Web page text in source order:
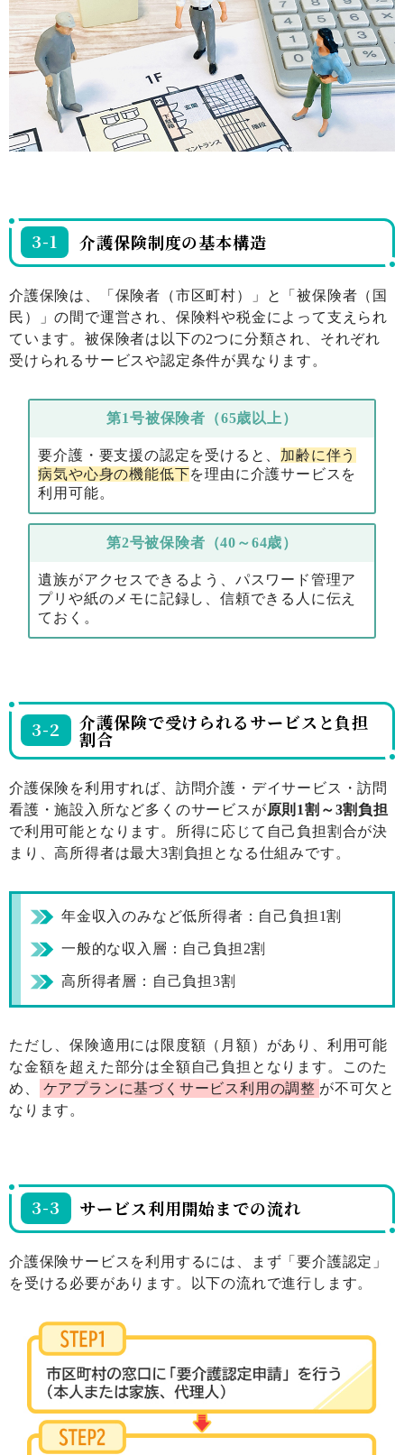
3-1 介護保険制度の基本構造
介護保険は、「保険者（市区町村）」と「被保険者（国
民）」の間で運営され、保険料や税金によって支えられ
ています。被保険者は以下の2つに分類され、それぞれ
受けられるサービスや認定条件が異なります。
第1号被保険者（65歳以上）
要介護・要支援の認定を受けると、 加齢に伴う
病気や心身の機能低下を理由に介護サービスを
利用可能。
第2号被保険者（40～64歳）
遺族がアクセスできるよう、パスワード管理ア
プリや紙のメモに記録し、信頼できる人に伝え
ておく。
3-2 介護保険で受けられるサービスと負担
割合
介護保険を利用すれば、訪問介護・デイサービス・訪問
看護・施設入所など多くのサービスが原則1割～3割負担
で利用可能となります。所得に応じて自己負担割合が決
まり、高所得者は最大3割負担となる仕組みです。
年金収入のみなど低所得者：自己負担1割
一般的な収入層：自己負担2割
高所得者層：自己負担3割
ただし、保険適用には限度額（月額）があり、利用可能
な金額を超えた部分は全額自己負担となります。このた
め、
ケアプランに基づくサービス利用の調整 が不可欠と
なります。
3-3 サービス利用開始までの流れ
介護保険サービスを利用するには、まず「要介護認定」
を受ける必要があります。以下の流れで進行します。